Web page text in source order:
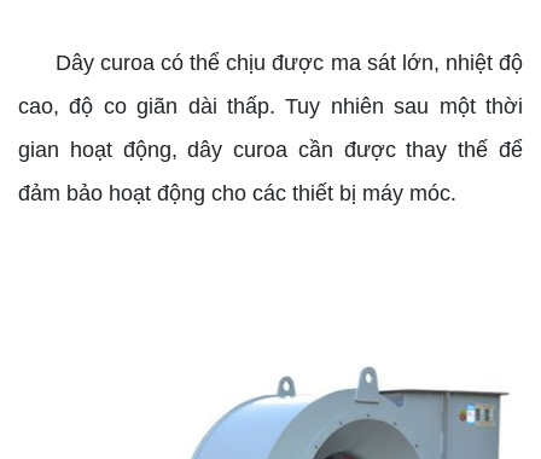
Dây curoa có thể chịu được ma sát lớn, nhiệt độ
cao, độ co giãn dài thấp. Tuy nhiên sau một thời
gian hoạt động, dây curoa cần được thay thế để
đảm bảo hoạt động cho các thiết bị máy móc.